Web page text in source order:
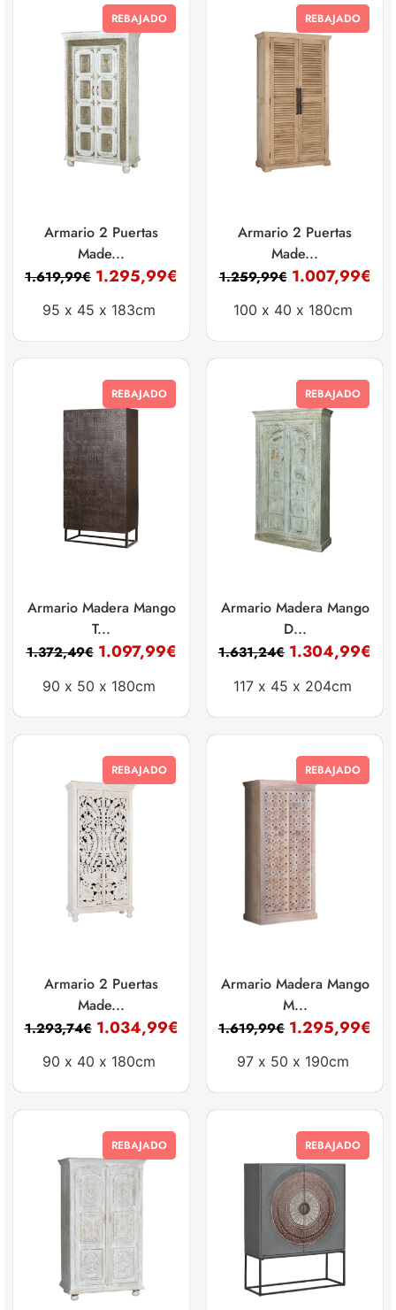
REBAJADO
Armario 2 Puertas
Made...
1.619,99€ 1.295,99€
95 x 45 x 183cm
REBAJADO
Armario 2 Puertas
Made...
1.259,99€ 1.007,99€
100 x 40 x 180cm
REBAJADO
Armario Madera Mango
T...
1.372,49€ 1.097,99€
90 x 50 x 180cm
REBAJADO
Armario Madera Mango
D...
1.631,24€ 1.304,99€
117 x 45 x 204cm
REBAJADO
Armario 2 Puertas
Made...
1.293,74€ 1.034,99€
90 x 40 x 180cm
REBAJADO
Armario Madera Mango
M...
1.619,99€ 1.295,99€
97 x 50 x 190cm
REBAJADO REBAJADO